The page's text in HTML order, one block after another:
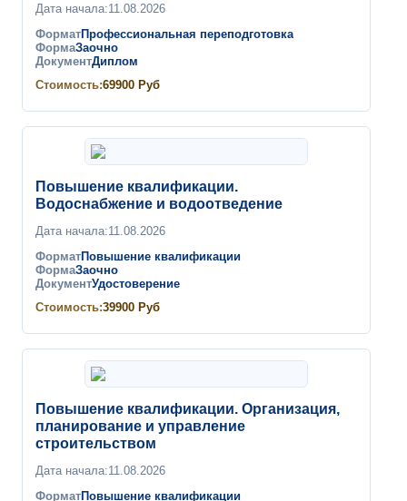
Дата начала:11.08.2026
ФорматПрофессиональная переподготовка
ФормаЗаочно
ДокументДиплом
Стоимость:69900 Руб
Повышение квалификации.
Водоснабжение и водоотведение
Дата начала:11.08.2026
ФорматПовышение квалификации
ФормаЗаочно
ДокументУдостоверение
Стоимость:39900 Руб
Повышение квалификации. Организация,
планирование и управление
строительством
Дата начала:11.08.2026
ФорматПовышение квалификации